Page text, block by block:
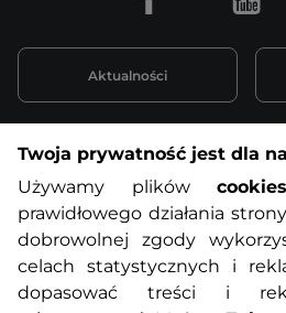
Informacje o
O nas
Polityka prywatności
Aktualności
Facebook
Twoja prywatność jest dla
Używamy plików cookies
prawidłowego działania
dobrowolnej zgody
celach statystycznych i
dopasować treści i